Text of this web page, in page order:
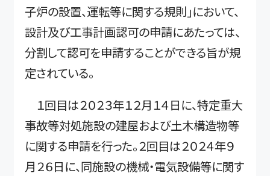
子炉の設置、運転等に関する規則」において、
設計及び工事計画認可の申請にあたっては、
分割して認可を申請することができる旨が規
定されている。
１回目は２０２３年１２月１４日に、特定重大
事故等対処施設の建屋および土木構造物等
に関する申請を行った。２回目は２０２４年９
月２６日に、同施設の機械・電気設備等に関す